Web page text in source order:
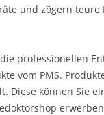
und zögern teure
professionellen
vom PMS.
Diese können Sie